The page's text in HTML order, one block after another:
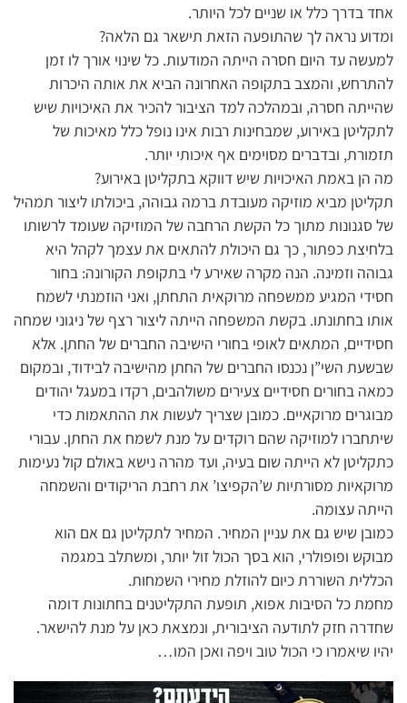
אחד בדרך כלל או שניים לכל היותר.
ומדוע נראה לך שהתופעה הזאת תישאר גם הלאה?
למעשה עד היום חסרה הייתה המודעות. כל שינוי אורך לו זמן
להתרחש, והמצב בתקופה האחרונה הביא את אותה היכרות
שהייתה חסרה, ובמהלכה למד הציבור להכיר את האיכויות שיש
לתקליטן באירוע, שמבחינות רבות אינו נופל כלל מאיכות של
תזמורת, ובדברים מסוימים אף איכותי יותר.
מה הן באמת האיכויות שיש דווקא בתקליטן באירוע?
תקליטן מביא מוזיקה מעובדת ברמה גבוהה, ביכולתו ליצור תמהיל
של סגנונות מתוך כל הקשת הרחבה של המוזיקה שעומד לרשותו
בלחיצת כפתור, כך גם היכולת להתאים את עצמך לקהל היא
גבוהה וזמינה. הנה מקרה שאירע לי בתקופת הקורונה: בחור
חסידי המגיע ממשפחה מרוקאית התחתן, ואני הוזמנתי לשמח
אותו בחתונתו. בקשת המשפחה הייתה ליצור רצף של ניגוני שמחה
חסידיים, המתאים לאופי בחורי הישיבה החברים של החתן. אלא
שבשעת השי”ן נכנסו החברים של החתן מהישיבה לבידוד, ובמקום
כמאה בחורים חסידיים צעירים משולהבים, רקדו במעגל יהודים
מבוגרים מרוקאיים. כמובן שצריך לעשות את ההתאמות כדי
שיתחברו למוזיקה שהם רוקדים על מנת לשמח את החתן. עבורי
כתקליטן לא הייתה שום בעיה, ועד מהרה נישא באולם קול נעימות
מרוקאיות מסורתיות ש’הקפיצו’ את רחבת הריקודים והשמחה
הייתה עצומה.
כמובן שיש גם את עניין המחיר. המחיר לתקליטן גם אם הוא
מבוקש ופופולרי, הוא בסך הכול זול יותר, ומשתלב במגמה
הכללית השוררת כיום להוזלת מחירי השמחות.
מחמת כל הסיבות אפוא, תופעת התקליטנים בחתונות דומה
שחדרה חזק לתודעה הציבורית, ונמצאת כאן על מנת להישאר.
יהיו שיאמרו כי הכול טוב ויפה ואכן המו…